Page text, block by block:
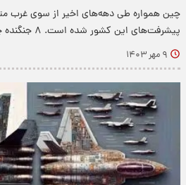
چین همواره طی دهه‌های اخیر از سوی غرب
پیشرفت‌های این کشور شده است. ۸ جنگنده چینی که در…
۹ مهر ۱۴۰۳